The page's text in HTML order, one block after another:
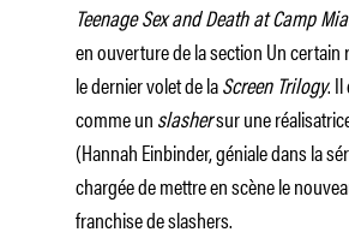
Teenage Sex and Death at Camp
en ouverture de la section Un certain
le dernier volet de laScreen Trilogy.
comme unslashersur une
(Hannah Einbinder, géniale dans la
chargée de mettre en scène le
franchise de slashers.